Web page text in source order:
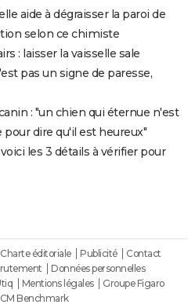
aide à dégraisser la paroi de
selon ce chimiste
: laisser la vaisselle sale
pas un signe de paresse,
: "un chien qui éternue n'est
pour dire qu'il est heureux"
les 3 détails à vérifier pour
Charte éditoriale Publicité
Contact
Données personnelles
Mentions légales
Groupe Figaro
Benchmark